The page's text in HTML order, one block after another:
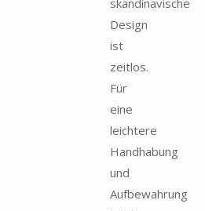
Design
ist
zeitlos.
Für
eine
leichtere
Handhabung
und
Aufbewahrung